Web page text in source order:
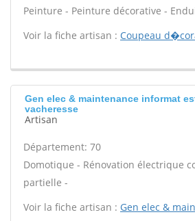
Peinture - Peinture décorative -
Voir la fiche artisan : Coupeau
Gen elec & maintenance informat
vacheresse
Artisan
Département: 70
Domotique - Rénovation électrique
partielle -
Voir la fiche artisan : Gen elec &